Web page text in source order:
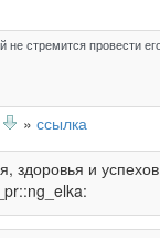
не стремится провести
» ссылка
здоровья и